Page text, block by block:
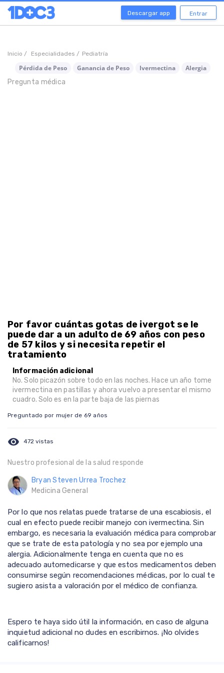
Descargar app Entrar
Inicio / Especialidades / Pediatría
Pérdida de Peso Ganancia de Peso Ivermectina
Alergia
Pregunta médica
Por favor cuántas gotas de ivergot se le
puede dar a un adulto de 69 años con peso
de 57 kilos y si necesita repetir el
tratamiento
Información adicional
No. Solo picazón sobre todo en las noches. Hace un año tome
ivermectina en pastillas y ahora vuelvo a presentar el mismo
cuadro. Solo es en la parte baja de las piernas
Preguntado por mujer de 69 años
visibility 472 vistas
Nuestro profesional de la salud responde
Bryan Steven Urrea Trochez
Medicina General
Por lo que nos relatas puede tratarse de una escabiosis, el
cual en efecto puede recibir manejo con ivermectina. Sin
embargo, es necesaria la evaluación médica para comprobar
que se trate de esta patología y no sea por ejemplo una
alergia. Adicionalmente tenga en cuenta que no es
adecuado automedicarse y que estos medicamentos deben
consumirse según recomendaciones médicas, por lo cual te
sugiero asista a valoración por el médico de confianza.
Espero te haya sido útil la información, en caso de alguna
inquietud adicional no dudes en escribirnos. ¡No olvides
calificarnos!